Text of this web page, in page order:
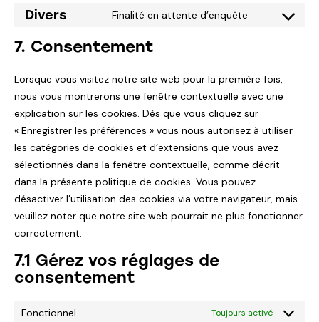
Divers Finalité en attente d’enquête
7. Consentement
Lorsque vous visitez notre site web pour la première fois,
nous vous montrerons une fenêtre contextuelle avec une
explication sur les cookies. Dès que vous cliquez sur
« Enregistrer les préférences » vous nous autorisez à utiliser
les catégories de cookies et d’extensions que vous avez
sélectionnés dans la fenêtre contextuelle, comme décrit
dans la présente politique de cookies. Vous pouvez
désactiver l’utilisation des cookies via votre navigateur, mais
veuillez noter que notre site web pourrait ne plus fonctionner
correctement.
7.1 Gérez vos réglages de
consentement
Fonctionnel Toujours activé